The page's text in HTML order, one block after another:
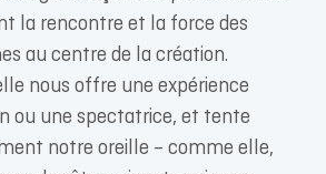
la rencontre et la force des
au centre de la création.
nous offre une expérience
ou une spectatrice, et tente
notre oreille – comme elle,